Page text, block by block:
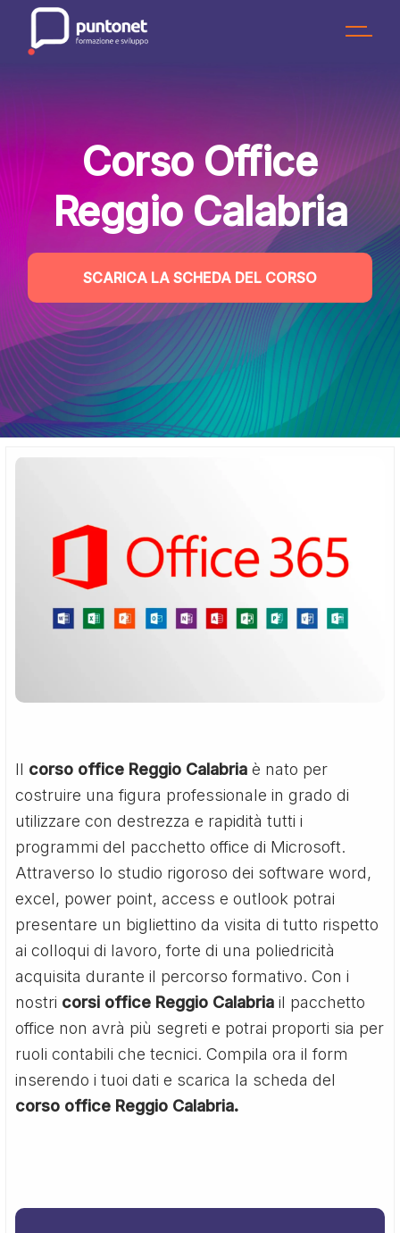
content
Corso Office
Reggio Calabria
SCARICA LA SCHEDA DEL CORSO
Il corso office Reggio Calabria è nato per
costruire una figura professionale in grado di
utilizzare con destrezza e rapidità tutti i
programmi del pacchetto office di Microsoft.
Attraverso lo studio rigoroso dei software word,
excel, power point, access e outlook potrai
presentare un bigliettino da visita di tutto rispetto
ai colloqui di lavoro, forte di una poliedricità
acquisita durante il percorso formativo. Con i
nostri corsi office Reggio Calabria il pacchetto
office non avrà più segreti e potrai proporti sia per
ruoli contabili che tecnici. Compila ora il form
inserendo i tuoi dati e scarica la scheda del
corso office Reggio Calabria.